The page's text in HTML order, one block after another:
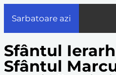
Sarbatoare azi
Sfântul
Sfântul